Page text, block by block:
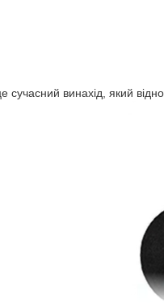
сучасний винахід, який